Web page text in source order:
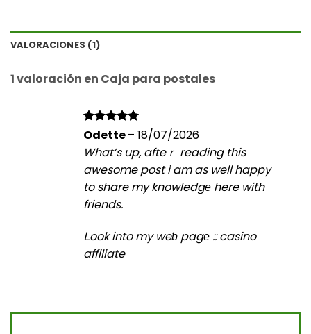
VALORACIONES (1)
1 valoración en Caja para postales
Valorado
Odette– 18/07/2026
What’s up, afteｒ reading this
awesome post i am as well happy
to share my knowledgе here with
friends.
ᒪook into my weƅ pagе ::casino
affiliate